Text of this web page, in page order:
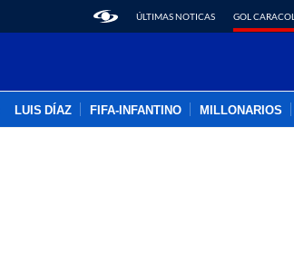
ÚLTIMAS NOTICAS GOL CARACOL
LUIS DÍAZ FIFA-INFANTINO MILLONARIOS